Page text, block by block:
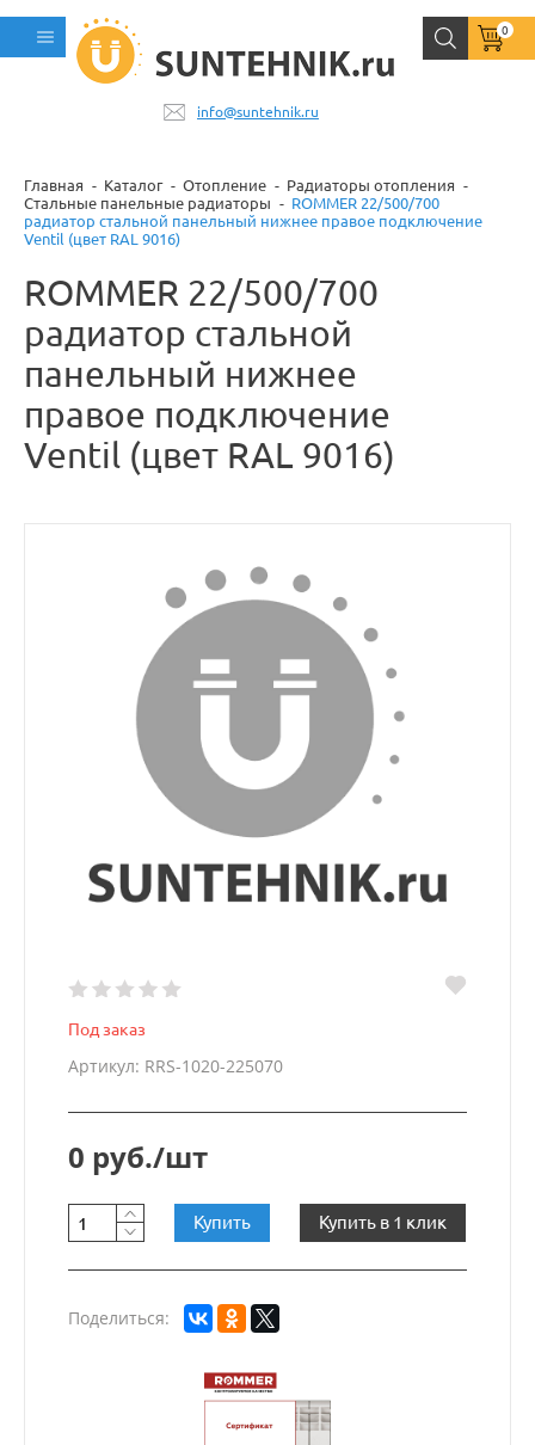
info@suntehnik.ru
0
Главная Каталог Отопление
Радиаторы отопления
Стальные панельные радиаторы
ROMMER 22/500/700
радиатор стальной панельный нижнее правое подключение
Ventil (цвет RAL 9016)
ROMMER 22/500/700
радиатор стальной
панельный нижнее
правое подключение
Ventil (цвет RAL 9016)
Под заказ
Артикул: RRS-1020-225070
0 руб./шт
Купить Купить в 1 клик
Поделиться: